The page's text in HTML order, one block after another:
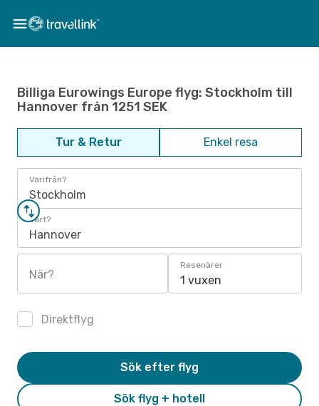
Billiga Eurowings Europe flyg: Stockholm till
Hannover från 1251 SEK
Tur & Retur Enkel resa
Varifrån?
Stockholm
Vart?
Hannover
När?
Resenärer
1 vuxen
Direktflyg
Sök flyg + hotell
Sök efter flyg